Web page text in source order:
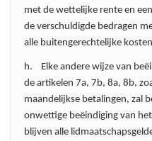
met de wettelijke rente en
de verschuldigde bedragen
alle buitengerechtelijke
h. Elke andere wijze van
de artikelen 7a, 7b, 8a, 8b,
maandelijkse betalingen, zal
onwettige beëindiging van
blijven alle